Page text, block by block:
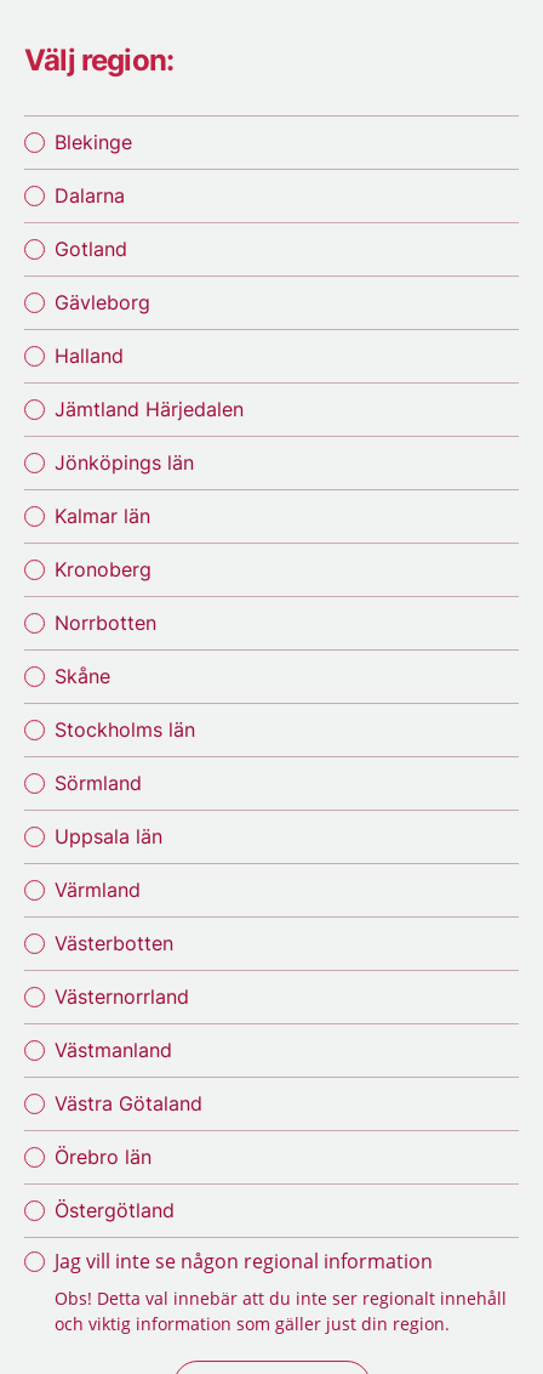
Välj region:
Blekinge
Dalarna
Gotland
Gävleborg
Halland
Jämtland Härjedalen
Jönköpings län
Kalmar län
Kronoberg
Norrbotten
Skåne
Stockholms län
Sörmland
Uppsala län
Värmland
Västerbotten
Västernorrland
Västmanland
Västra Götaland
Örebro län
Östergötland
Jag vill inte se någon regional information
Obs! Detta val innebär att du inte ser regionalt innehåll
och viktig information som gäller just din region.